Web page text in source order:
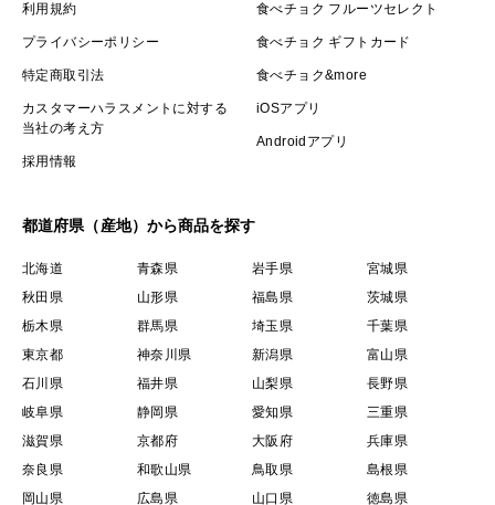
利用規約
プライバシーポリシー
特定商取引法
カスタマーハラスメントに対する
当社の考え方
採用情報
食べチョク フルーツセレクト
食べチョク ギフトカード
食べチョク&more
iOSアプリ
Androidアプリ
都道府県（産地）から商品を探す
北海道 青森県 岩手県
宮城県
秋田県
山形県 福島県
茨城県
栃木県
群馬県 埼玉県
千葉県
東京都
神奈川県 新潟県
富山県
石川県
福井県 山梨県
長野県
岐阜県
静岡県 愛知県
三重県
滋賀県
京都府 大阪府
兵庫県
奈良県
和歌山県 鳥取県
島根県
岡山県
広島県 山口県 徳島県